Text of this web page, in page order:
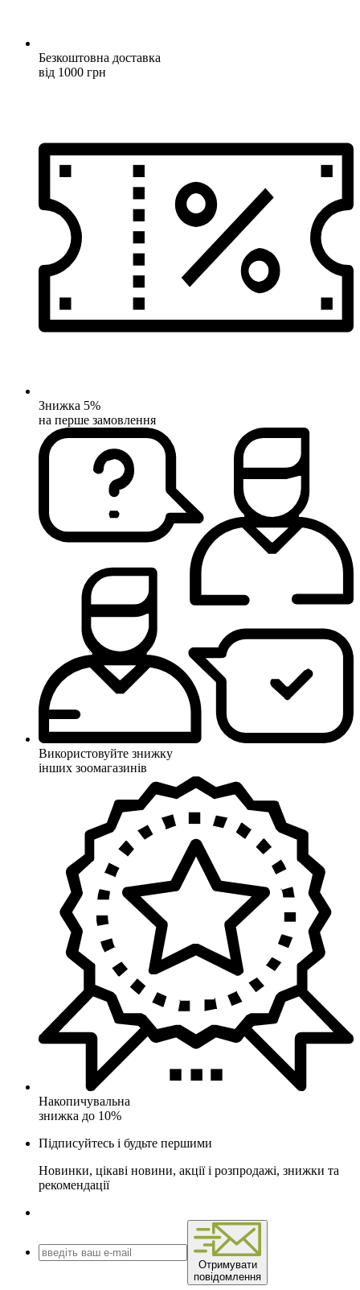
Безкоштовна доставка
від 1000 грн
Знижка 5%
на перше замовлення
Використовуйте знижку
інших зоомагазинів
Накопичувальна
знижка до 10%
Підписуйтесь і будьте першими
Новинки, цікаві новини, акції і розпродажі, знижки та
рекомендації
Отримувати
повідомлення